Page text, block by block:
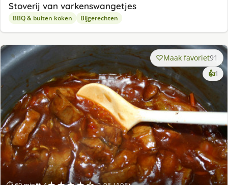
Stoverij van varkenswangetjes
BBQ & buiten koken Bijgerechten
Maak favoriet91
👍1